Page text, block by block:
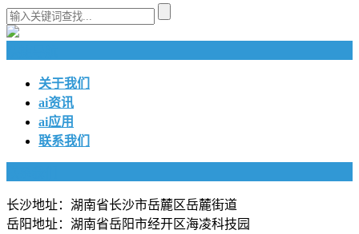
关于我们
ai资讯
ai应用
联系我们
长沙地址：湖南省长沙市岳麓区岳麓街道
岳阳地址：湖南省岳阳市经开区海凌科技园